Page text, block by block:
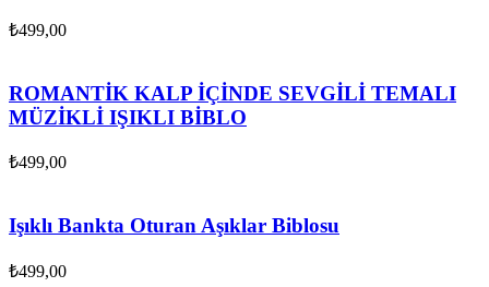
₺499,00
ROMANTİK KALP İÇİNDE SEVGİLİ TEMALI
MÜZİKLİ IŞIKLI BİBLO
₺499,00
Işıklı Bankta Oturan Aşıklar Biblosu
₺499,00